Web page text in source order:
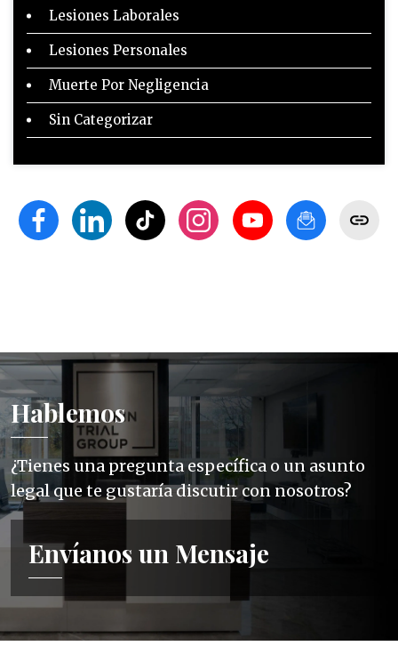
Lesiones Laborales
Lesiones Personales
Muerte Por Negligencia
Sin Categorizar
Hablemos
¿Tienes una pregunta específica o un asunto
legal que te gustaría discutir con nosotros?
Envíanos un Mensaje